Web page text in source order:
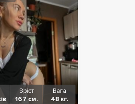
Зріст
167 см.
Вага
48 кг.